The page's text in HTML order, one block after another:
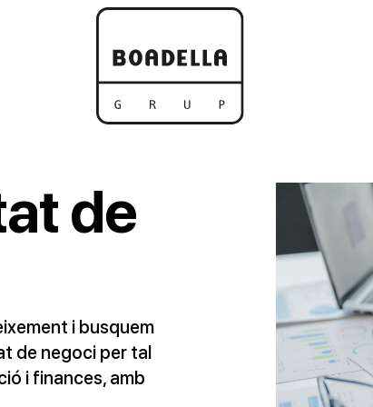
de
i busquem
de negoci per tal
i finances, amb